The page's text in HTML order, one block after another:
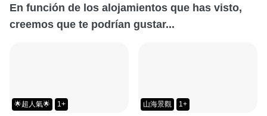
En función de los alojamientos que has visto,
creemos que te podrían gustar...
🌟超人氣🌟 1+ 山海景觀 1+